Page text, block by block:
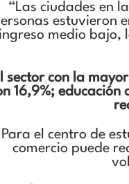
“Las ciudades en
estuvieron
ingreso medio bajo,
sector con la
16,9%; educación
Para el centro de
comercio puede